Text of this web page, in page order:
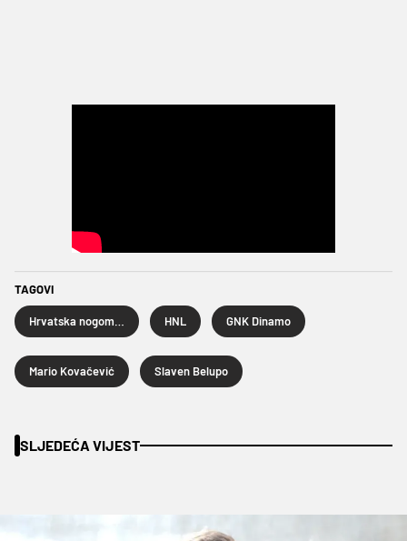
TAGOVI
HNL GNK Dinamo
Mario Kovačević Slaven Belupo
SLJEDEĆA VIJEST